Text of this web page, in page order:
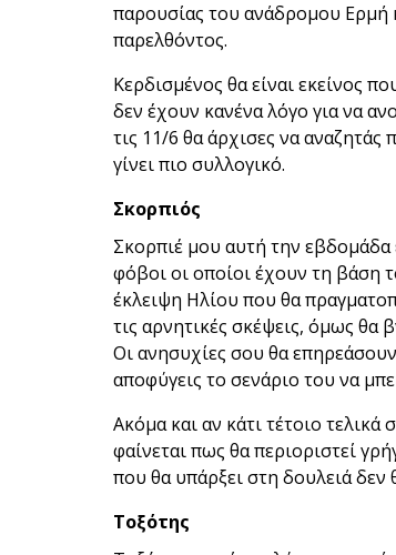
παρουσίας του ανάδρομου Ερμή
παρελθόντος.
Κερδισμένος θα είναι εκείνος
δεν έχουν κανένα λόγο για να
τις 11/6 θα άρχισες να
γίνει πιο συλλογικό.
Σκορπιός
Σκορπιέ μου αυτή την εβδομάδα
φόβοι οι οποίοι έχουν τη βάση
έκλειψη Ηλίου που θα
τις αρνητικές σκέψεις, όμως θα
Οι ανησυχίες σου θα
αποφύγεις το σενάριο του να
Ακόμα και αν κάτι τέτοιο
φαίνεται πως θα περιοριστεί
που θα υπάρξει στη δουλειά δεν
Τοξότης